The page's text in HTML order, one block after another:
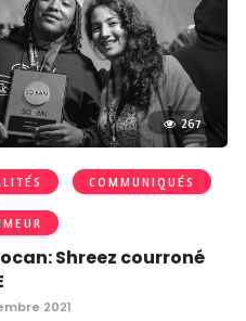
267
COMMUNIQUÉS
Shreez courroné
2021